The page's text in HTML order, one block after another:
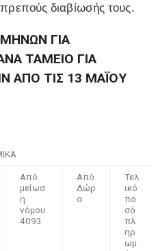
διαβίωσής τους.
ΓΙΑ
ΤΑΜΕΙΟ ΓΙΑ
ΑΠΟ ΤΙΣ 13 ΜΑΪΟΥ
Από
μείωσ
η
νόμου
4093
Από
Δώρ
α
Τελ
ικό
πο
σό
πλ
ηρ
ωμ